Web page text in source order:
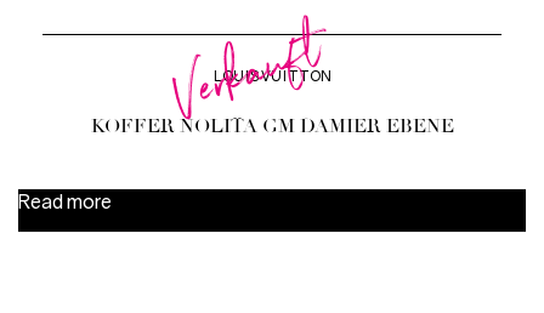
Verkauft
LOUIS VUITTON
KOFFER NOLITA GM DAMIER EBENE
Read more